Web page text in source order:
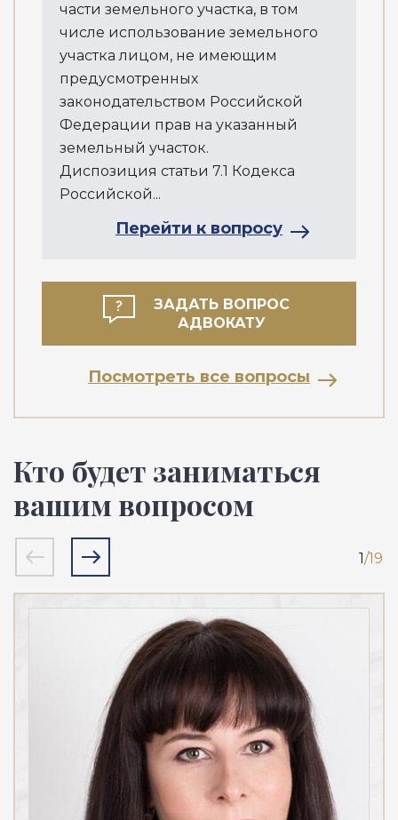
части земельного участка, в том
числе использование земельного
участка лицом, не имеющим
предусмотренных
законодательством Российской
Федерации прав на указанный
земельный участок.
Диспозиция статьи 7.1 Кодекса
Российской...
Перейти к вопросу
ЗАДАТЬ ВОПРОС
АДВОКАТУ
Посмотреть все вопросы
Кто будет заниматься
вашим вопросом
1/19